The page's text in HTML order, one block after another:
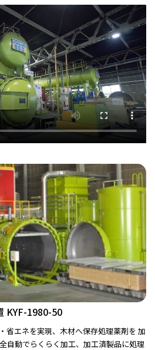
KYF-1980-50
省エネを実現、木材へ保存処理薬剤を 加
自動でらくらく加工、加工済製品に処理